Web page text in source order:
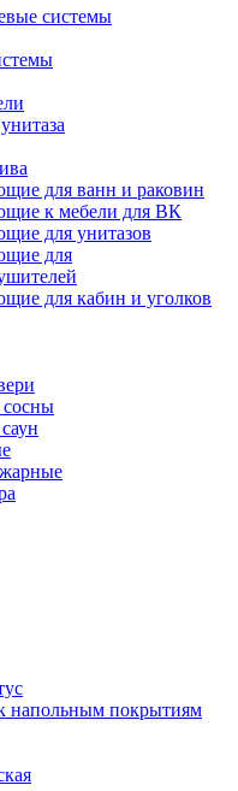
системы
для ванн и раковин
к мебели для ВК
для унитазов
для
для кабин и уголков
сосны
напольным покрытиям